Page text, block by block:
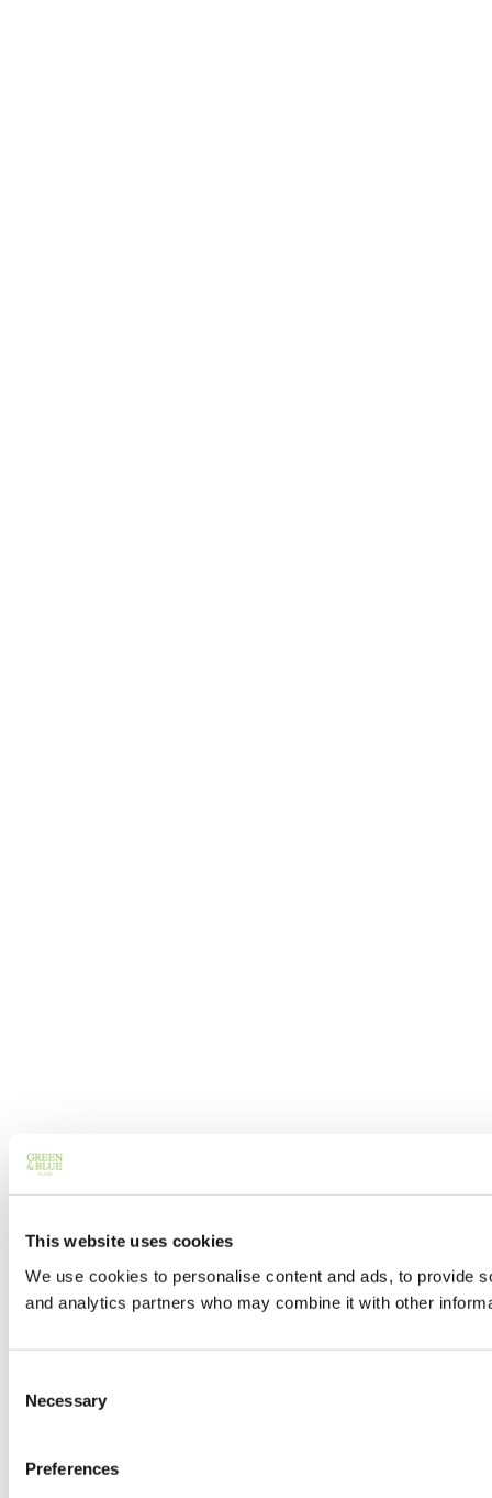
This website uses cookies
We use cookies to personalise content and ads, to provide
and analytics partners who may combine it with other
Selection
Necessary
Preferences